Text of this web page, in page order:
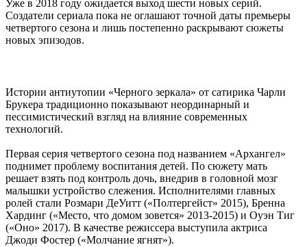
Уже в 2018 году ожидается выход шести новых серий.
Создатели сериала пока не оглашают точной даты премьеры
четвертого сезона и лишь постепенно раскрывают сюжеты
новых эпизодов.
Истории антиутопии «Черного зеркала» от сатирика Чарли
Брукера традиционно показывают неординарный и
пессимистический взгляд на влияние современных
технологий.
Первая серия четвертого сезона под названием «Архангел»
поднимет проблему воспитания детей. По сюжету мать
решает взять под контроль дочь, внедрив в головной мозг
малышки устройство слежения. Исполнителями главных
ролей стали Розмари ДеУитт («Полтергейст» 2015), Бренна
Хардинг («Место, что домом зовется» 2013-2015) и Оуэн Тиг
(«Оно» 2017). В качестве режиссера выступила актриса
Джоди Фостер («Молчание ягнят»).